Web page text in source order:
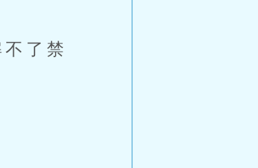
了禁